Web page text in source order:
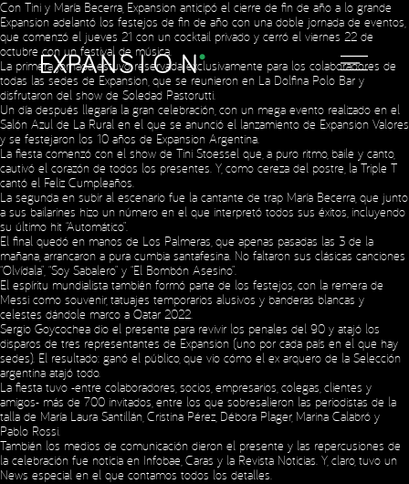
Con Tini y María Becerra, Expansion anticipó el cierre de fin de año a lo grande
Expansion adelantó los festejos de fin de año con una doble jornada de eventos,
que comenzó el jueves 21 con un cocktail privado y cerró el viernes 22 de
octubre con un festival de música.
La primera jornada estuvo reservada exclusivamente para los colaboradores de
todas las sedes de Expansion, que se reunieron en La Dolfina Polo Bar y
disfrutaron del show de Soledad Pastorutti
Un día después llegaría la gran celebración, con un mega evento realizado en el
Salón Azul de La Rural en el que se anunció el lanzamiento de Expansion Valores
y se festejaron los 10 años de Expansion Argentina.
La fiesta comenzó con el show de Tini Stoessel que, a puro ritmo, baile y canto,
cautivó el corazón de todos los presentes. Y, como cereza del postre, la Triple T
cantó el Feliz Cumpleaños.
La segunda en subir al escenario fue la cantante de trap María Becerra, que junto
a sus bailarines hizo un número en el que interpretó todos sus éxitos, incluyendo
su último hit “Automático”.
El final quedó en manos de Los Palmeras, que apenas pasadas las 3 de la
mañana, arrancaron a pura cumbia santafesina. No faltaron sus clásicas canciones
“Olvídala”, “Soy Sabalero” y “El Bombón Asesino”.
El espíritu mundialista también formó parte de los festejos, con la remera de
Messi como souvenir, tatuajes temporarios alusivos y banderas blancas y
celestes dándole marco a Qatar 2022.
Sergio Goycochea dio el presente para revivir los penales del 90 y atajó los
disparos de tres representantes de Expansion (uno por cada país en el que hay
sedes). El resultado: ganó el público, que vio cómo el ex arquero de la Selección
argentina atajó todo.
La fiesta tuvo -entre colaboradores, socios, empresarios, colegas, clientes y
amigos- más de 700 invitados, entre los que sobresalieron las periodistas de la
talla de María Laura Santillán, Cristina Pérez, Débora Plager, Marina Calabró y
Pablo Rossi.
También los medios de comunicación dieron el presente y las repercusiones de
la celebración fue noticia en Infobae Caras y la Revista Noticias . Y, claro, tuvo un
News especial en el que contamos todos los detalles.
Copyright © 2023 Expansion. All rights reserved. Privacy Policy
Social Media